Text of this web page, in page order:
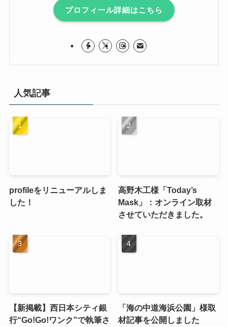
プロフィール詳細はこちら
人気記事
profileをリニューアルしま
した！
高野木工様「Today’s
Mask」：オンライン取材
させていただきました。
【新掲載】西日本シティ銀
行“Go!Go!ワンク”で執筆さ
「海の中道海浜公園」様取
材記事を公開しました